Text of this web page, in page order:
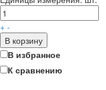
+ -
В корзину
В избранное
К сравнению